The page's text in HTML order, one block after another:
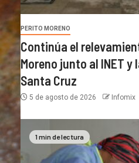
PERITO MORENO
Continúa el
Moreno junto al INET
Santa Cruz
5 de agosto de 2026 Infomix
1 min de lectura